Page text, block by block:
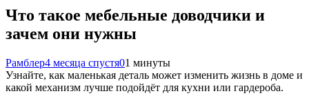
Что такое мебельные доводчики и
зачем они нужны
Рамблер4 месяца спустя01 минуты
Узнайте, как маленькая деталь может изменить жизнь в доме и
какой механизм лучше подойдёт для кухни или гардероба.